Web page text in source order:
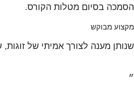
הסמכה בסיום מטלות הקורס.
מקצוע מבוקש
שנותן מענה לצורך אמיתי של זוגות,
״